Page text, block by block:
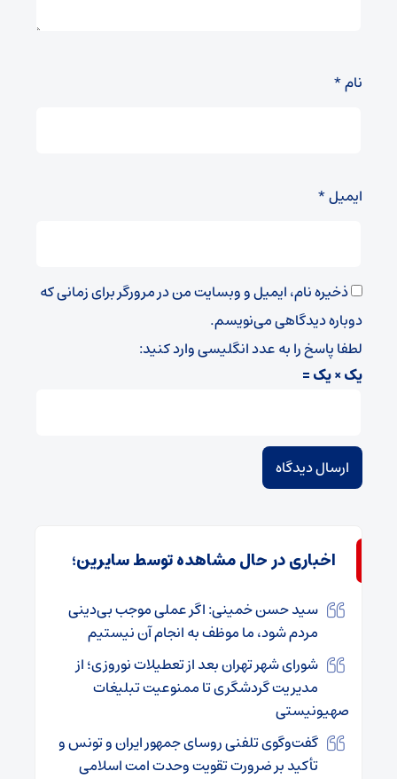
نام*
ایمیل*
ذخیره نام، ایمیل و وبسایت من در مرورگر برای زمانی که
دوباره دیدگاهی می‌نویسم.
لطفا پاسخ را به عدد انگلیسی وارد کنید:
یک × یک =
اخباری در حال مشاهده توسط سایرین؛
سید حسن خمینی: اگر عملی موجب بی‌دینی
مردم شود، ما موظف به انجام آن نیستیم
شورای شهر تهران بعد از تعطیلات نوروزی؛ از
مدیریت گردشگری تا ممنوعیت تبلیغات
صهیونیستی
گفت‌وگوی تلفنی روسای جمهور ایران و تونس و
تأکید بر ضرورت تقویت وحدت امت اسلامی